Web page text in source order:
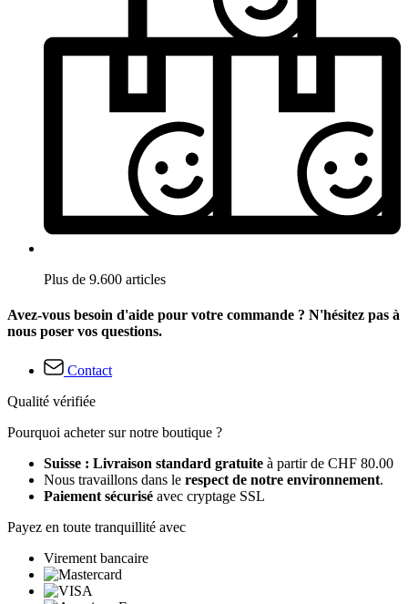
Plus de 9.600 articles
Avez-vous besoin d'aide pour votre commande ? N'hésitez pas à
nous poser vos questions.
Contact
Qualité vérifiée
Pourquoi acheter sur notre boutique ?
Suisse : Livraison standard gratuite à partir de CHF 80.00
Nous travaillons dans le respect de notre environnement.
Paiement sécurisé avec cryptage SSL
Payez en toute tranquillité avec
Virement bancaire